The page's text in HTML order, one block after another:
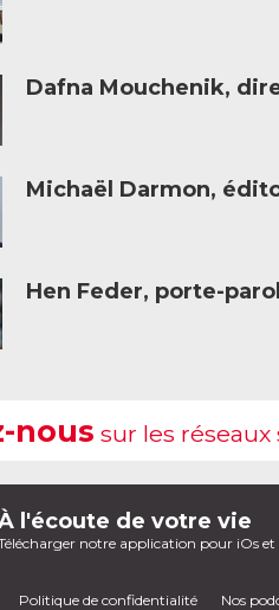
Dafna Mouchenik,
Michaël Darmon,
Hen Feder, porte-
nous sur les réseaux
l'écoute de votre vie
notre application pour iOs et
Politique de confidentialité Nos